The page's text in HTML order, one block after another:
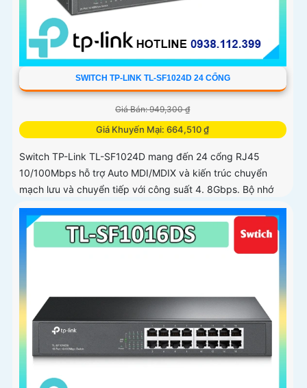
SWITCH TP-LINK TL-SF1024D 24 CỔNG
Giá Bán: 949,300 ₫
Giá Khuyến Mại: 664,510 ₫
Switch TP-Link TL-SF1024D mang đến 24 cổng RJ45
10/100Mbps hỗ trợ Auto MDI/MDIX và kiến trúc chuyển
mạch lưu và chuyển tiếp với công suất 4. 8Gbps. Bộ nhớ
đệm 2Mb cùng bảng địa...